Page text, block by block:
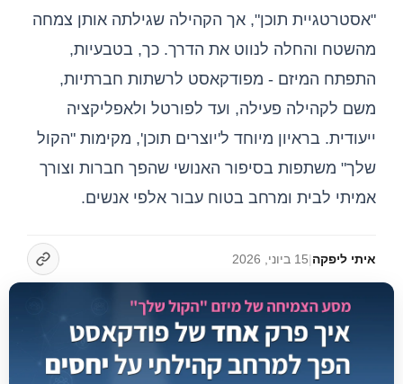
"אסטרטגיית תוכן", אך הקהילה שגילתה אותן צמחה
מהשטח והחלה לנווט את הדרך. כך, בטבעיות,
התפתח המיזם - מפודקאסט לרשתות חברתיות,
משם לקהילה פעילה, ועד לפורטל ולאפליקציה
ייעודית. בראיון מיוחד ל'יוצרים תוכן', מקימות "הקול
שלך" משתפות בסיפור האנושי שהפך חברות וצורך
אמיתי לבית ומרחב בטוח עבור אלפי אנשים.
איתי ליפקה|15 ביוני, 2026